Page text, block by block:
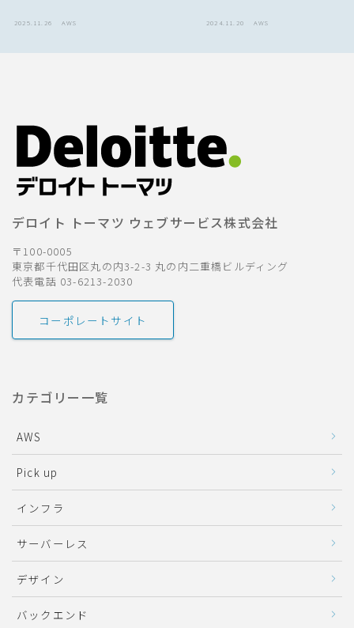
2025.11.26 AWS 2024.11.20 AWS
デロイト トーマツ ウェブサービス株式会社
〒100-0005
東京都千代田区丸の内3-2-3 丸の内二重橋ビルディング
代表電話 03-6213-2030
コーポレートサイト
カテゴリー一覧
AWS
Pick up
インフラ
サーバーレス
デザイン
バックエンド